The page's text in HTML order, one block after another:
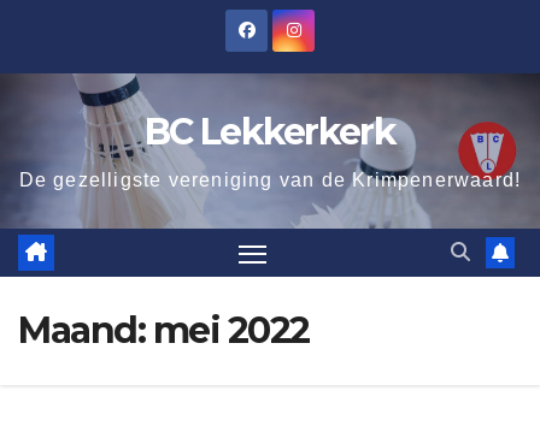
BC Lekkerkerk
De gezelligste vereniging van de Krimpenerwaard!
Maand: mei 2022